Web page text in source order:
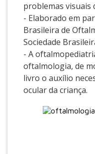
problemas visuais
- Elaborado em
Brasileira de
Sociedade
- A
oftalmologia, de
livro o auxílio
ocular da criança.